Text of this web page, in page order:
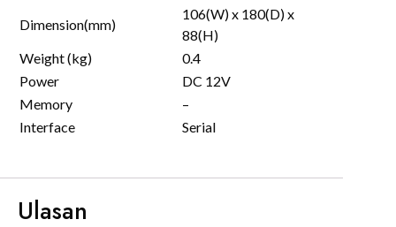
Dimension(mm)
106(W) x 180(D) x
88(H)
Weight (kg)
0.4
Power
DC 12V
Memory
–
Interface
Serial
Ulasan